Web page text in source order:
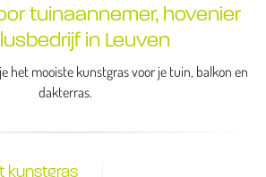
tuinaannemer, hovenier
in Leuven
het mooiste kunstgras voor je tuin, balkon en
dakterras.
kunstgras